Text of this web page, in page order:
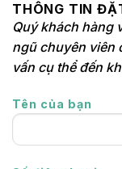
THÔNG TIN
Quý khách hàng
ngũ chuyên viên
vấn cụ thể đến
Tên của bạn